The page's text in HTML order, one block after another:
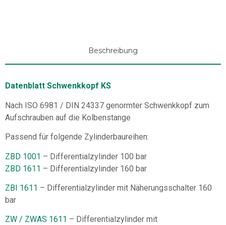
Beschreibung
Datenblatt Schwenkkopf KS
Nach ISO 6981 / DIN 24337 genormter Schwenkkopf zum
Aufschrauben auf die Kolbenstange
Passend für folgende Zylinderbaureihen:
ZBD 1001 – Differentialzylinder 100 bar
ZBD 1611 – Differentialzylinder 160 bar
ZBI 1611 – Differentialzylinder mit Näherungsschalter 160
bar
ZW / ZWAS 1611 – Differentialzylinder mit